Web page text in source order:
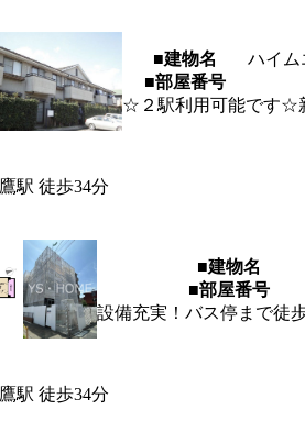
■建物名
ハイム
■部屋番号
☆２駅利用可能です☆
駅 徒歩34分
■建物名
■部屋番号
設備充実！バス停まで徒
駅 徒歩34分